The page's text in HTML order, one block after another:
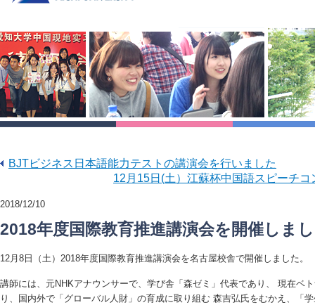
BJTビジネス日本語能力テストの講演会を行いました
12月15日(土）江蘇杯中国語スピーチ
2018/12/10
2018年度国際教育推進講演会を開催しま
12月8日（土）2018年度国際教育推進講演会を名古屋校舎で開催しました。
講師には、元NHKアナウンサーで、学び舎「森ゼミ」代表であり、 現在ベ
り、国内外で「グローバル人財」の育成に取り組む 森吉弘氏をむかえ、「